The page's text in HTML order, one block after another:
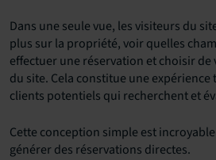
Dans une seule vue, les visiteurs du
plus sur la propriété, voir quelles
effectuer une réservation et choisir de
du site. Cela constitue une
clients potentiels qui recherchent et
Cette conception simple est
générer des réservations directes.